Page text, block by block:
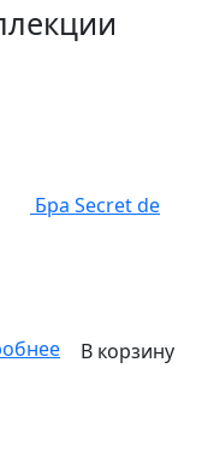
Бра Secret de
В корзину